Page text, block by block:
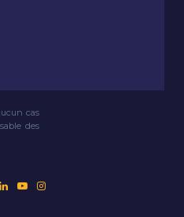
cas
des
LinkedinYouTube